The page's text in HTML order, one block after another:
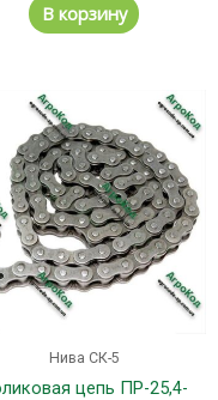
В корзину
Нива СК-5
цепь ПР-25,4-
на